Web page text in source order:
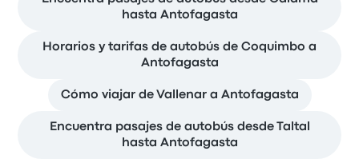
hasta Antofagasta
Horarios y tarifas de autobús de Coquimbo a
Antofagasta
Cómo viajar de Vallenar a Antofagasta
Encuentra pasajes de autobús desde Taltal
hasta Antofagasta